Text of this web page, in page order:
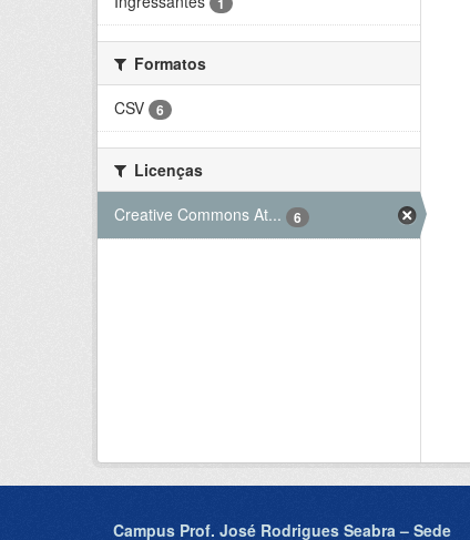
Formatos
CSV
6
Licenças
Creative Commons At...
6
Campus Prof. José Rodrigues Seabra – Sede